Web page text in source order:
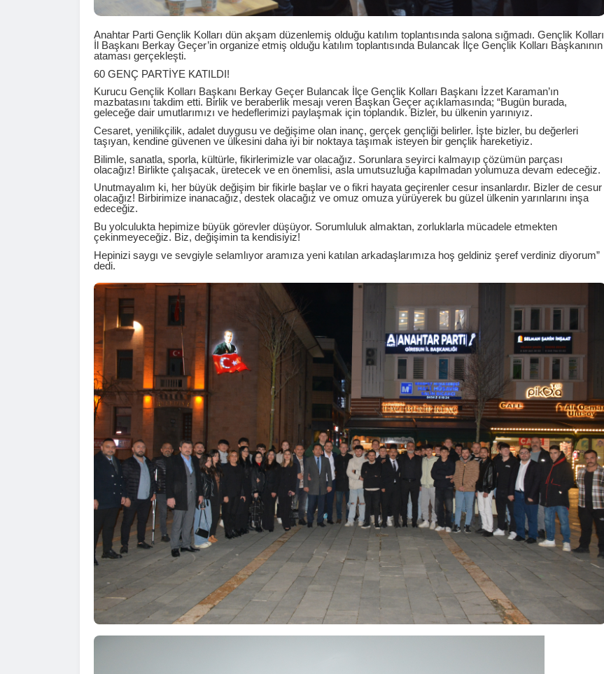
Anahtar Parti Gençlik Kolları dün akşam düzenlemiş olduğu katılım toplantısında salona sığmadı. Gençlik Kolları
İl Başkanı Berkay Geçer’in organize etmiş olduğu katılım toplantısında Bulancak İlçe Gençlik Kolları Başkanının
ataması gerçekleşti.
60 GENÇ PARTİYE KATILDI!
Kurucu Gençlik Kolları Başkanı Berkay Geçer Bulancak İlçe Gençlik Kolları Başkanı İzzet Karaman’ın
mazbatasını takdim etti. Birlik ve beraberlik mesajı veren Başkan Geçer açıklamasında; “Bugün burada,
geleceğe dair umutlarımızı ve hedeflerimizi paylaşmak için toplandık. Bizler, bu ülkenin yarınıyız.
Cesaret, yenilikçilik, adalet duygusu ve değişime olan inanç, gerçek gençliği belirler. İşte bizler, bu değerleri
taşıyan, kendine güvenen ve ülkesini daha iyi bir noktaya taşımak isteyen bir gençlik hareketiyiz.
Bilimle, sanatla, sporla, kültürle, fikirlerimizle var olacağız. Sorunlara seyirci kalmayıp çözümün parçası
olacağız! Birlikte çalışacak, üretecek ve en önemlisi, asla umutsuzluğa kapılmadan yolumuza devam edeceğiz.
Unutmayalım ki, her büyük değişim bir fikirle başlar ve o fikri hayata geçirenler cesur insanlardır. Bizler de cesur
olacağız! Birbirimize inanacağız, destek olacağız ve omuz omuza yürüyerek bu güzel ülkenin yarınlarını inşa
edeceğiz.
Bu yolculukta hepimize büyük görevler düşüyor. Sorumluluk almaktan, zorluklarla mücadele etmekten
çekinmeyeceğiz. Biz, değişimin ta kendisiyiz!
Hepinizi saygı ve sevgiyle selamlıyor aramıza yeni katılan arkadaşlarımıza hoş geldiniz şeref verdiniz diyorum”
dedi.
Hasan Çelik
2026-04-01 Şanlıurfa
Turhan Demir
2026-06-22 Aydındere
Mehmet Yılmaz
2026-03-28 Ankara